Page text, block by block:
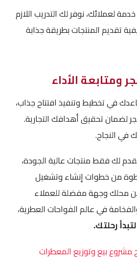
لعملائك، نوفر لك التدريب اللازم
تقديم المنتجات بطريقة جذابة
في تخطيط وتنفيذ افتتاح جذاب،
لضمان تحقيق أهدافك التجارية.
في النجاح.
لك فقط منتجات عالية الجودة،
من خطوات إنشاء وتشغيل
محلك وجهة مفضلة للعملاء
في عالم الفواحات العطرية،
رحلتك.
بيع وتوزيع المعطرات